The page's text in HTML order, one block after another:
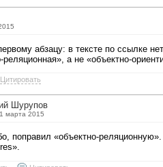
абзацу: в тексте по ссылке
реляционная», а не «объектно-
Цитировать
Шурупов
марта 2015
поправил «объектно-